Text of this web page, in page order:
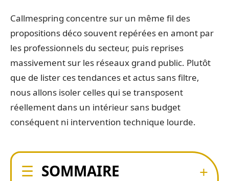
Callmespring concentre sur un même fil des
propositions déco souvent repérées en amont par
les professionnels du secteur, puis reprises
massivement sur les réseaux grand public. Plutôt
que de lister ces tendances et actus sans filtre,
nous allons isoler celles qui se transposent
réellement dans un intérieur sans budget
conséquent ni intervention technique lourde.
SOMMAIRE